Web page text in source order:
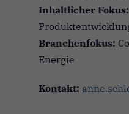
Inhaltlicher Fokus:
Branchenfokus:
Energie
Kontakt: